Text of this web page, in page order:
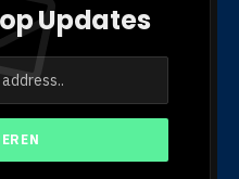
Updates